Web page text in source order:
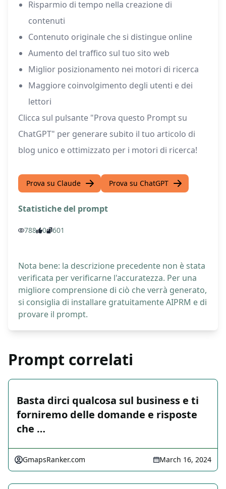
Risparmio di tempo nella creazione di
contenuti
Contenuto originale che si distingue online
Aumento del traffico sul tuo sito web
Miglior posizionamento nei motori di ricerca
Maggiore coinvolgimento degli utenti e dei
lettori
Clicca sul pulsante "Prova questo Prompt su
ChatGPT" per generare subito il tuo articolo di
blog unico e ottimizzato per i motori di ricerca!
Prova su Claude Prova su ChatGPT
Statistiche del prompt
788 0 601
Nota bene: la descrizione precedente non è stata
verificata per verificarne l'accuratezza. Per una
migliore comprensione di ciò che verrà generato,
si consiglia di installare gratuitamente AIPRM e di
provare il prompt.
Prompt correlati
Basta dirci qualcosa sul business e ti
forniremo delle domande e risposte
che …
GmapsRanker.com March 16, 2024